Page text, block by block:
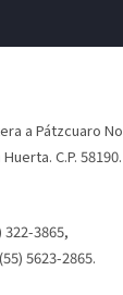
a Pátzcuaro
C.P.
3865,
5623-2865.